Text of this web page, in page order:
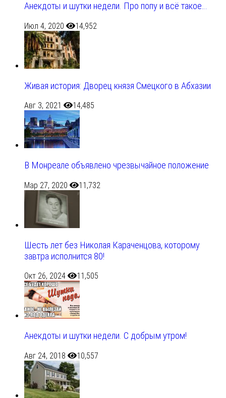
Анекдоты и шутки недели. Про попу и всё такое…
Июл 4, 2020 14,952
Живая история: Дворец князя Смецкого в Абхазии
Авг 3, 2021 14,485
В Монреале объявлено чрезвычайное положение
Мар 27, 2020 11,732
Шесть лет без Николая Караченцова, которому
завтра исполнится 80!
Окт 26, 2024 11,505
Анекдоты и шутки недели. С добрым утром!
Авг 24, 2018 10,557